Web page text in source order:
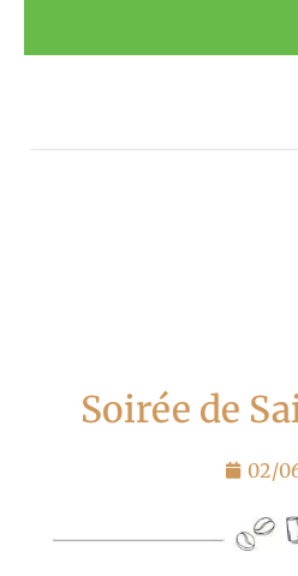
Soirée de
02/